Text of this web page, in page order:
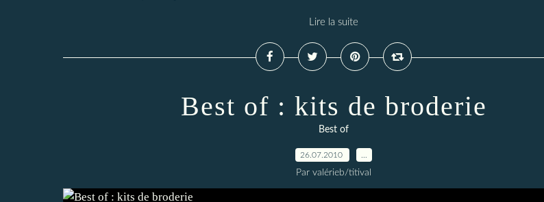
Lire la suite
Best of : kits de broderie
Best of
26.07.2010
Par valérieb/titival